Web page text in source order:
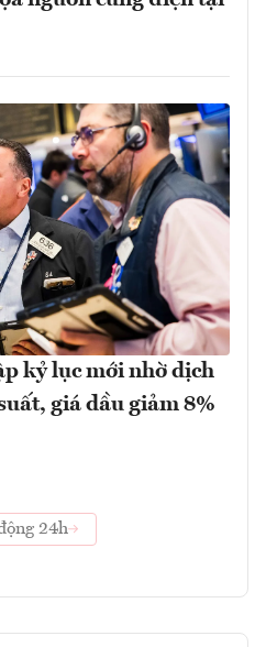
kỷ lục mới nhờ dịch
giá dầu giảm 8%
24h